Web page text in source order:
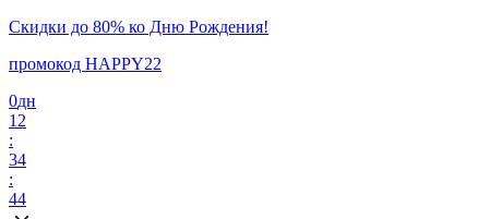
Скидки до 80% ко Дню Рождения!
промокод HAPPY22
0дн
12
:
34
:
44